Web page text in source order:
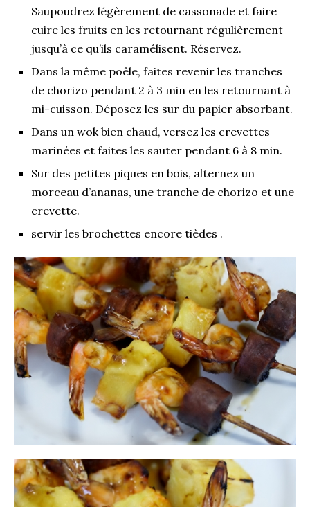
Saupoudrez légèrement de cassonade et faire
cuire les fruits en les retournant régulièrement
jusqu’à ce qu’ils caramélisent. Réservez.
Dans la même poêle, faites revenir les tranches
de chorizo pendant 2 à 3 min en les retournant à
mi-cuisson. Déposez les sur du papier absorbant.
Dans un wok bien chaud, versez les crevettes
marinées et faites les sauter pendant 6 à 8 min.
Sur des petites piques en bois, alternez un
morceau d’ananas, une tranche de chorizo et une
crevette.
servir les brochettes encore tièdes .